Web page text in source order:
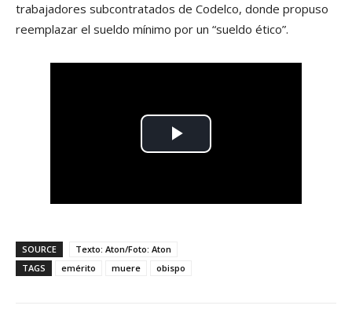
trabajadores subcontratados de Codelco, donde propuso
reemplazar el sueldo mínimo por un “sueldo ético”.
SOURCE
Texto: Aton/Foto: Aton
TAGS
emérito muere obispo